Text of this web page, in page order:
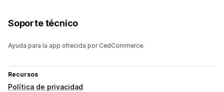
Soporte técnico
Ayuda para la app ofrecida por CedCommerce.
Recursos
Política de privacidad